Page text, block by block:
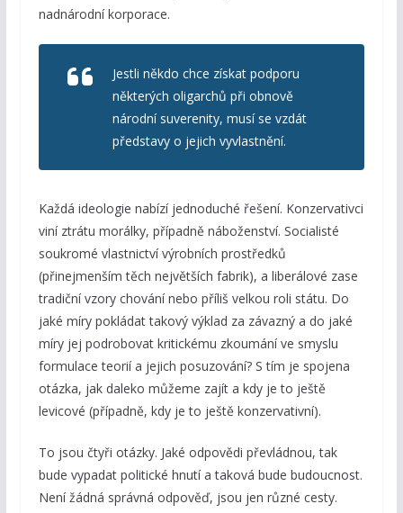
nadnárodní korporace.
Jestli někdo chce získat podporu
některých oligarchů při obnově
národní suverenity, musí se vzdát
představy o jejich vyvlastnění.
Každá ideologie nabízí jednoduché řešení. Konzervativci
viní ztrátu morálky, případně náboženství. Socialisté
soukromé vlastnictví výrobních prostředků
(přinejmenším těch největších fabrik), a liberálové zase
tradiční vzory chování nebo příliš velkou roli státu. Do
jaké míry pokládat takový výklad za závazný a do jaké
míry jej podrobovat kritickému zkoumání ve smyslu
formulace teorií a jejich posuzování? S tím je spojena
otázka, jak daleko můžeme zajít a kdy je to ještě
levicové (případně, kdy je to ještě konzervativní).
To jsou čtyři otázky. Jaké odpovědi převládnou, tak
bude vypadat politické hnutí a taková bude budoucnost.
Není žádná správná odpověď, jsou jen různé cesty.